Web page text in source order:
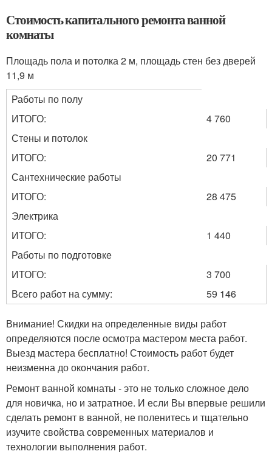
Стоимость капитального ремонта ванной
комнаты
Площадь пола и потолка 2 м, площадь стен без дверей
11,9 м
Работы по полу
ИТОГО:
4 760
Стены и потолок
ИТОГО:
20 771
Сантехнические работы
ИТОГО:
28 475
Электрика
ИТОГО:
1 440
Работы по подготовке
ИТОГО:
3 700
Всего работ на сумму:
59 146
Внимание! Скидки на определенные виды работ
определяются после осмотра мастером места работ.
Выезд мастера бесплатно! Стоимость работ будет
неизменна до окончания работ.
Ремонт ванной комнаты - это не только сложное дело
для новичка, но и затратное. И если Вы впервые решили
сделать ремонт в ванной, не поленитесь и тщательно
изучите свойства современных материалов и
технологии выполнения работ.